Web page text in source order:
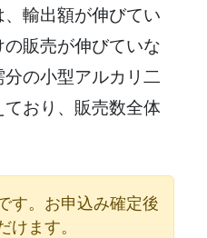
輸出額が伸びてい
販売が伸びていな
の小型アルカリ二
おり、販売数全体
す。お申込み確定後
ます。